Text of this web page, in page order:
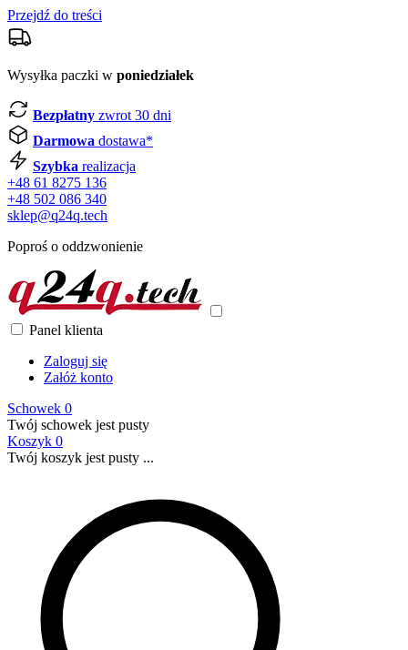
Przejdź do treści
Wysyłka paczki w poniedziałek
Bezpłatny zwrot 30 dni
Darmowa dostawa*
Szybka realizacja
+48 61 8275 136
+48 502 086 340
sklep@q24q.tech
Poproś o oddzwonienie
Panel klienta
Zaloguj się
Załóż konto
Schowek 0
Twój schowek jest pusty
Koszyk 0
Twój koszyk jest pusty ...